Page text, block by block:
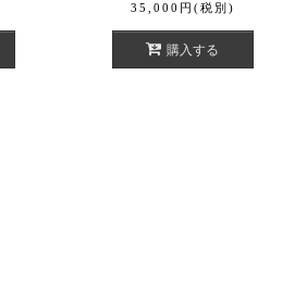
35,000 円 (税別)
購入する